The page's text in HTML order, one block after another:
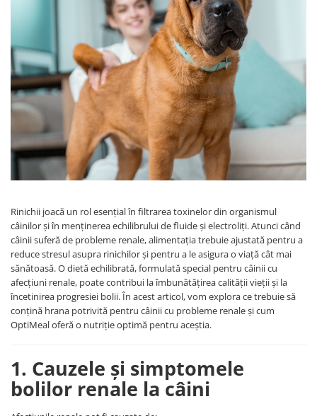
Rinichii joacă un rol esențial în filtrarea toxinelor din organismul
câinilor și în menținerea echilibrului de fluide și electroliți. Atunci când
câinii suferă de probleme renale, alimentația trebuie ajustată pentru a
reduce stresul asupra rinichilor și pentru a le asigura o viață cât mai
sănătoasă. O dietă echilibrată, formulată special pentru câinii cu
afecțiuni renale, poate contribui la îmbunătățirea calității vieții și la
încetinirea progresiei bolii. În acest articol, vom explora ce trebuie să
conțină hrana potrivită pentru câinii cu probleme renale și cum
OptiMeal oferă o nutriție optimă pentru aceștia.
1. Cauzele și simptomele
bolilor renale la câini